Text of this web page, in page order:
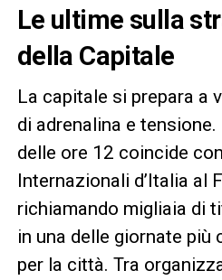
Le ultime sulla
della Capitale
La capitale si prepara a
di adrenalina e tensione.
delle ore 12 coincide
Internazionali d’Italia al
richiamando migliaia di
in una delle giornate più
per la città. Tra